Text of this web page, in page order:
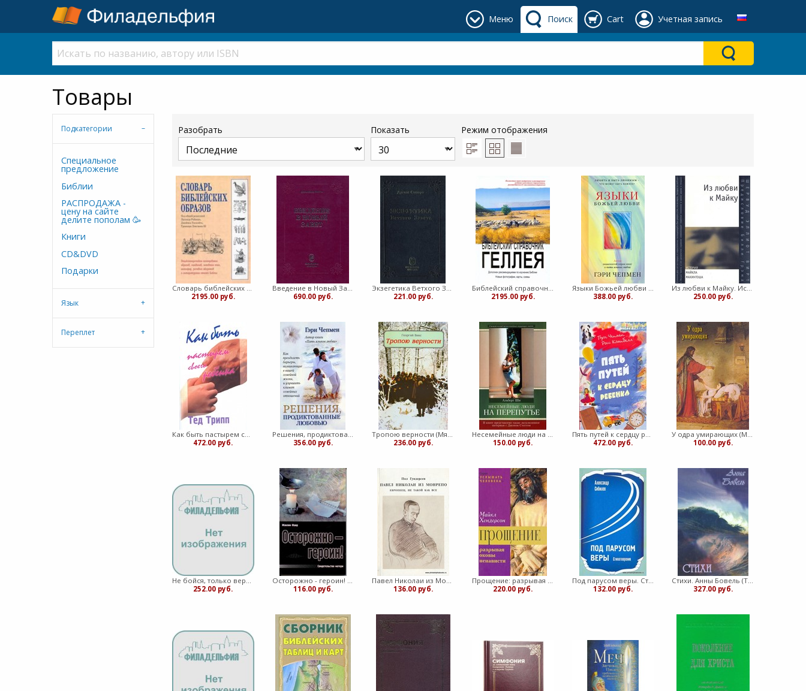
Меню Поиск Cart Учетная запись
Товары
Разобрать Показать Режим отображения
Словарь библейских образов. Энциклопедическое исследование образов, символов и т.д. (Твердый)
2195.00 руб.
Введение в Новый Завет. Гатри, Дональд (Твердый)
690.00 руб.
Экзегетика Ветхого Завета (Твердый)
221.00 руб.
Библейский справочник Геллея. Редакция 2006 (Твердый)
2195.00 руб.
Языки Божьей любви (Мягкий)
388.00 руб.
Из любви к Майку. История Майкла Макинтоша (Мягкий)
250.00 руб.
Как быть пастырем своего ребенка (Мягкий)
472.00 руб.
Решения, продиктованные любовью (Мягкий)
356.00 руб.
Тропою верности (Мягкий)
236.00 руб.
Несемейные люди на перепутье (Мягкий)
150.00 руб.
Пять путей к сердцу ребенка (Мягкий)
472.00 руб.
У одра умирающих (Мягкий)
100.00 руб.
Не бойся, только веруй! (Мягкий)
252.00 руб.
Осторожно - героин! Свидетельство матери (Мягкий)
116.00 руб.
Павел Николаи из Монрепо. Европеец, не такой как все (Мягкий)
136.00 руб.
Прощение: разрывая оковы ненависти (Мягкий)
220.00 руб.
Под парусом веры. Стихотворения (Мягкий)
132.00 руб.
Стихи. Анны Бовель (Твердый)
327.00 руб.
Подкатегории
Cпециальное
предложение
Библии
РАСПРОДАЖА -
цену на сайте
делите пополам 🥳
Книги
CD&DVD
Подарки
Язык
Переплет